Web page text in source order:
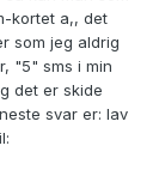
kortet a,, det
som jeg aldrig
"5" sms i min
det er skide
svar er: lav